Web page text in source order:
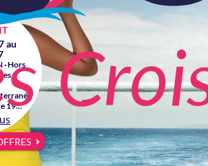
au
· Hors
19...